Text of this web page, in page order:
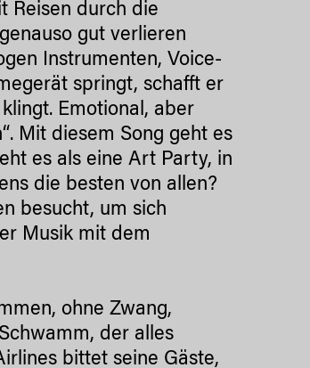
Reisen durch die
gut verlieren
Instrumenten, Voice-
springt, schafft er
Emotional, aber
Mit diesem Song geht es
es als eine Art Party, in
die besten von allen?
besucht, um sich
Musik mit dem
ohne Zwang,
der alles
bittet seine Gäste,